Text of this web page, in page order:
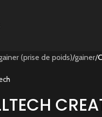
(prise de poids)/gainer/